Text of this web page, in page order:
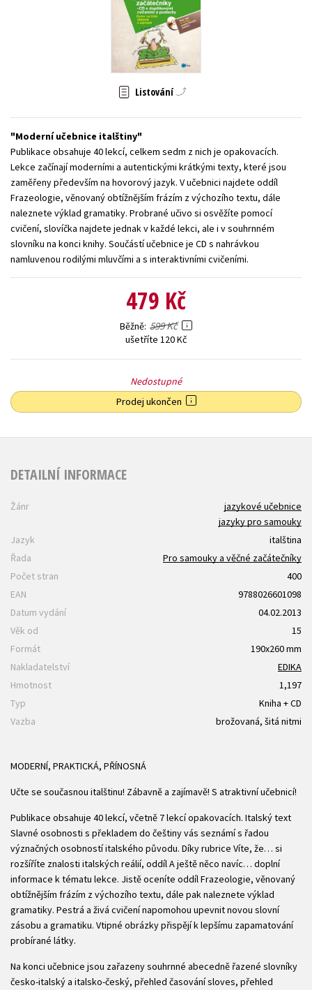
Zahraniční literatura
Všechny tituly
Listování
Moderní učebnice italštiny
Publikace obsahuje 40 lekcí, celkem sedm z nich je opakovacích.
Lekce začínají moderními a autentickými krátkými texty, které jsou
zaměřeny především na hovorový jazyk. V učebnici najdete oddíl
Frazeologie, věnovaný obtížnějším frázím z výchozího textu, dále
naleznete výklad gramatiky. Probrané učivo si osvěžíte pomocí
cvičení, slovíčka najdete jednak v každé lekci, ale i v souhrnném
slovníku na konci knihy. Součástí učebnice je CD s nahrávkou
namluvenou rodilými mluvčími a s interaktivními cvičeními.
479 Kč
Běžně 599 Kč
ušetříte 120 Kč
Nedostupné
Prodej ukončen
DETAILNÍ INFORMACE
Žánr
jazykové učebnice
jazyky pro samouky
Jazyk
italština
Řada
Pro samouky a věčné začátečníky
Počet stran
400
EAN
9788026601098
Datum vydání
04.02.2013
Věk od
15
Formát
190x260 mm
Nakladatelství
EDIKA
Hmotnost
1,197
Typ
Kniha + CD
Vazba
brožovaná, šitá nitmi
MODERNÍ, PRAKTICKÁ, PŘÍNOSNÁ
Učte se současnou italštinu! Zábavně a zajímavě! S atraktivní učebnicí!
Publikace obsahuje 40 lekcí, včetně 7 lekcí opakovacích. Italský text
Slavné osobnosti s překladem do češtiny vás seznámí s řadou
význačných osobností italského původu. Díky rubrice Víte, že… si
rozšíříte znalosti italských reálií, oddíl A ještě něco navíc… doplní
informace k tématu lekce. Jistě oceníte oddíl Frazeologie, věnovaný
obtížnějším frázím z výchozího textu, dále pak naleznete výklad
gramatiky. Pestrá a živá cvičení napomohou upevnit novou slovní
zásobu a gramatiku. Vtipné obrázky přispějí k lepšímu zapamatování
probírané látky.
Na konci učebnice jsou zařazeny souhrnné abecedně řazené slovníky
česko-italský a italsko-český, přehled časování sloves, přehled